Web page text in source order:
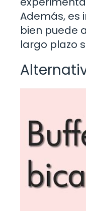
Además, es
bien puede
largo plazo